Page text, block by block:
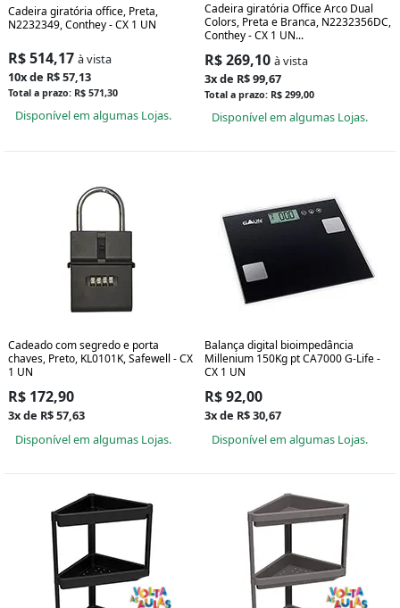
Cadeira giratória office, Preta,
N2232349, Conthey - CX 1 UN
R$ 514,17 à vista
10x de R$ 57,13
Total a prazo: R$ 571,30
Disponível em algumas Lojas.
Cadeira giratória Office Arco Dual
Colors, Preta e Branca, N2232356DC,
Conthey - CX 1 UN...
R$ 269,10 à vista
3x de R$ 99,67
Total a prazo: R$ 299,00
Disponível em algumas Lojas.
Cadeado com segredo e porta
chaves, Preto, KL0101K, Safewell - CX
1 UN
R$ 172,90
3x de R$ 57,63
Disponível em algumas Lojas.
Balança digital bioimpedância
Millenium 150Kg pt CA7000 G-Life -
CX 1 UN
R$ 92,00
3x de R$ 30,67
Disponível em algumas Lojas.